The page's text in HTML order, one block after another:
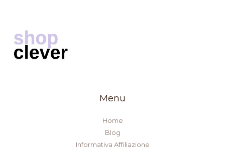
Menu
Home
Blog
Informativa Affiliazione